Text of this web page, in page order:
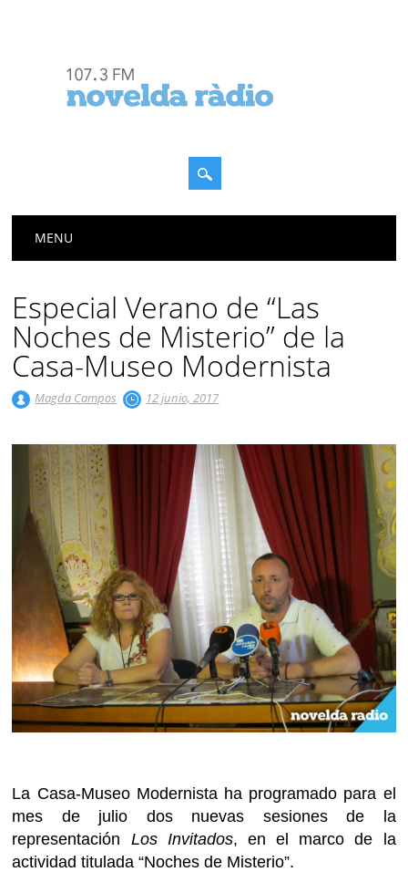
Menú principal
MENU
Especial Verano de “Las
Noches de Misterio” de la
Casa-Museo Modernista
Magda Campos 12 junio, 2017
La Casa-Museo Modernista ha programado para el
mes de julio dos nuevas sesiones de la
representación Los Invitados, en el marco de la
actividad titulada “Noches de Misterio”.